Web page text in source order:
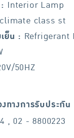
Interior Lamp
climate class st
ย็น : Refrigerant
50HZ
ทางการรับประกัน
, 02 - 8800223